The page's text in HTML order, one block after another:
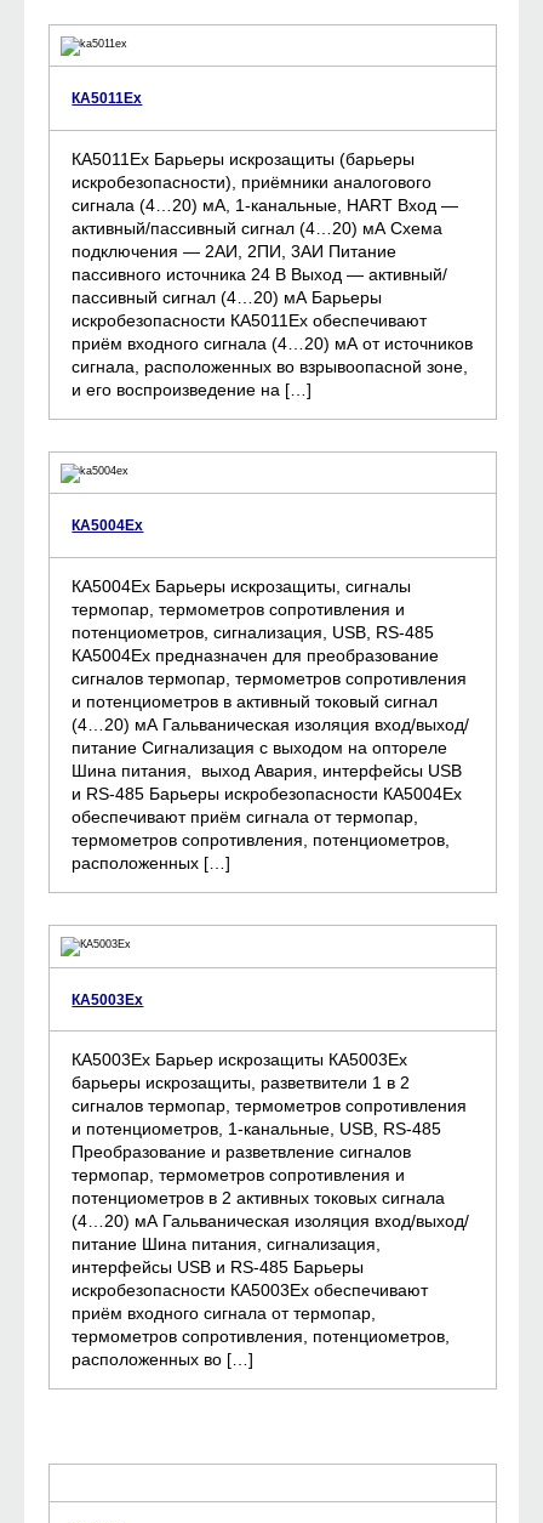
КА5011Ех
КА5011Ех Барьеры искрозащиты (барьеры
искробезопасности), приёмники аналогового
сигнала (4…20) мА, 1-канальные, HART Вход —
активный/пассивный сигнал (4…20) мА Схема
подключения — 2АИ, 2ПИ, 3АИ Питание
пассивного источника 24 B Выход — активный/
пассивный сигнал (4…20) мА Барьеры
искробезопасности КА5011Ех обеспечивают
приём входного сигнала (4…20) мА от источников
сигнала, расположенных во взрывоопасной зоне,
и его воспроизведение на […]
КА5004Ех
КА5004Ех Барьеры искрозащиты, сигналы
термопар, термометров сопротивления и
потенциометров, сигнализация, USB, RS-485
КА5004Ех предназначен для преобразование
сигналов термопар, термометров сопротивления
и потенциометров в активный токовый сигнал
(4…20) мА Гальваническая изоляция вход/выход/
питание Сигнализация с выходом на оптореле
Шина питания, выход Авария, интерфейсы USB
и RS-485 Барьеры искробезопасности КА5004Ех
обеспечивают приём сигнала от термопар,
термометров сопротивления, потенциометров,
расположенных […]
КА5003Ех
КА5003Ех Барьер искрозащиты КА5003Ех
барьеры искрозащиты, разветвители 1 в 2
сигналов термопар, термометров сопротивления
и потенциометров, 1-канальные, USB, RS-485
Преобразование и разветвление сигналов
термопар, термометров сопротивления и
потенциометров в 2 активных токовых сигнала
(4…20) мА Гальваническая изоляция вход/выход/
питание Шина питания, сигнализация,
интерфейсы USB и RS-485 Барьеры
искробезопасности КА5003Ех обеспечивают
приём входного сигнала от термопар,
термометров сопротивления, потенциометров,
расположенных во […]